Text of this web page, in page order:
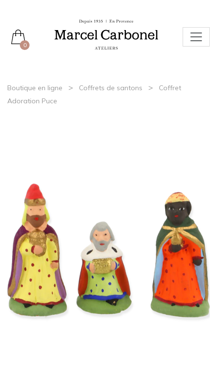
0
Boutique en ligne > Coffrets de santons >
Coffret
Adoration Puce